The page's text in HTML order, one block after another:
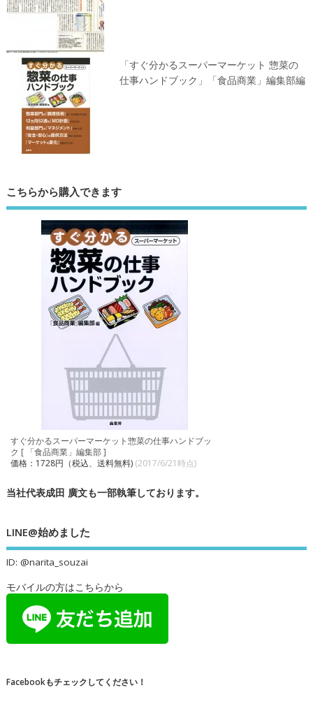
「すぐ分かるスーパーマーケット 惣菜の
仕事ハンドブック」「食品商業」編集部編
こちらから購入できます
すぐ分かるスーパーマーケット惣菜の仕事ハンドブッ
ク [ 「食品商業」編集部 ]
価格：1728円（税込、送料無料) (2017/6/21時点)
当社代表成田 廣文も一部執筆しております。
LINE@始めました
ID: @narita_souzai
モバイルの方はこちらから
Facebookもチェックしてください！